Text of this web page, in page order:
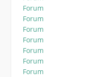
Forum
Forum
Forum
Forum
Forum
Forum
Forum